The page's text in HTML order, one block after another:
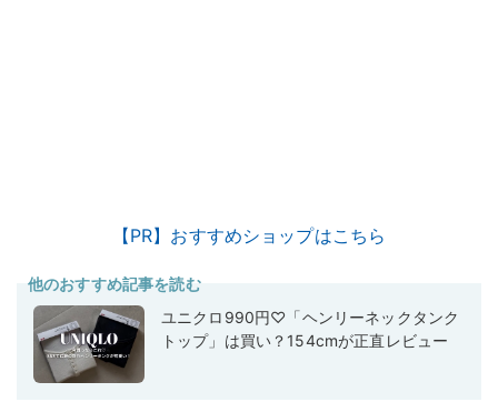
【PR】おすすめショップはこちら
他のおすすめ記事を読む
ユニクロ990円♡「ヘンリーネックタンク
トップ」は買い？154cmが正直レビュー